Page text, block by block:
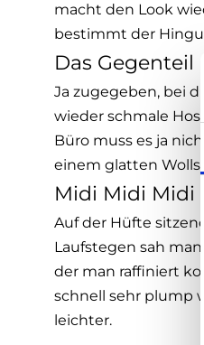
macht den Look
bestimmt der
Das Gegenteil
Ja zugegeben, bei
wieder schmale
Büro muss es ja
einem glatten
Midi Midi Midi
Auf der Hüfte
Laufstegen sah
der man raffiniert
schnell sehr plump
leichter.